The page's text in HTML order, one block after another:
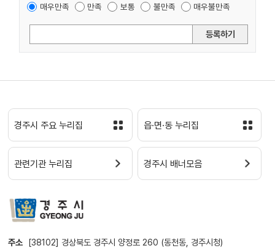
매우만족 만족 보통 불만족 매우불만족
등록하기
경주시 주요 누리집 읍·면·동 누리집
관련기관 누리집 경주시 배너모음
주소 [38102] 경상북도 경주시 양정로 260 (동천동, 경주시청)